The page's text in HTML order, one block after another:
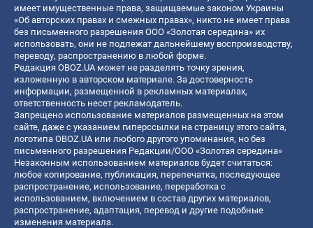
имеет имущественные права, защищаемые законом Украины
«Об авторских правах и смежных правах», никто не имеет права
без письменного разрешения ООО «Золотая середина» их
использовать, они не подлежат дальнейшему воспроизводству,
переводу, распространению в любой форме.
Редакция OBOZ.UA может не разделять точку зрения,
изложенную в авторском материале. За достоверность
информации, размещенной в рекламных материалах,
ответственность несет рекламодатель.
Запрещено использование материалов размещенных на этом
сайте, даже с указанием гиперссылки на страницу этого сайта,
логотипа OBOZ.UA или любого другого упоминания, но без
письменного разрешения Редакции/ООО «Золотая середина»
Незаконным использованием материалов будет считаться:
любое копирование, публикация, перепечатка, последующее
распространение, использование, переработка с
использованием, включением в состав других материалов,
распространение, адаптация, перевод и другие подобные
изменения материала.